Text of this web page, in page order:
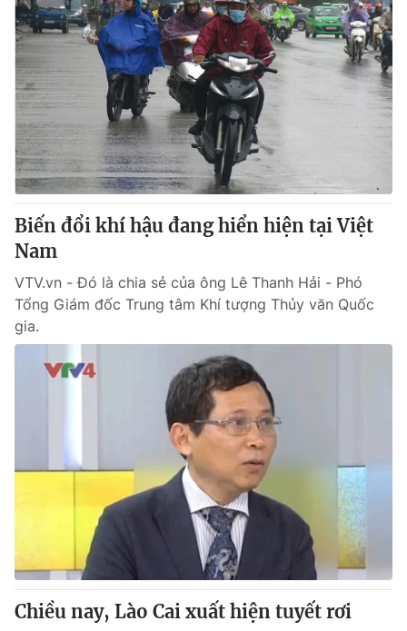
Biến đổi khí hậu đang hiển hiện tại Việt
Nam
VTV.vn - Đó là chia sẻ của ông Lê Thanh Hải - Phó
Tổng Giám đốc Trung tâm Khí tượng Thủy văn Quốc
gia.
Chiều nay, Lào Cai xuất hiện tuyết rơi